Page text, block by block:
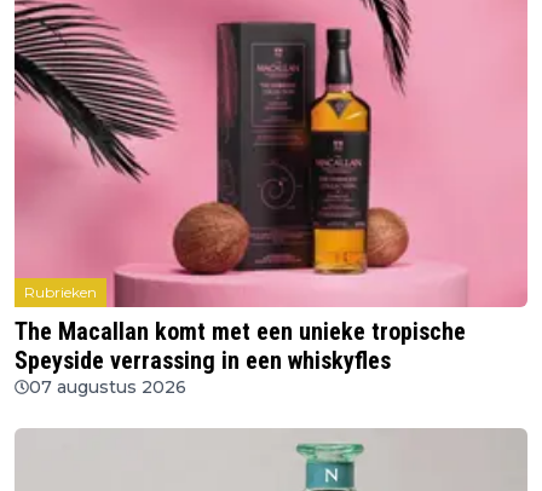
Rubrieken
The Macallan komt met een unieke tropische
Speyside verrassing in een whiskyfles
07 augustus 2026